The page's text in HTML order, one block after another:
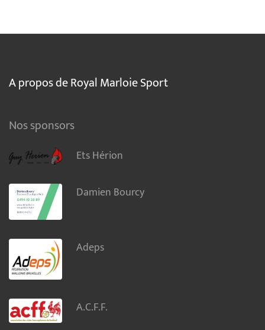
A propos de Royal Marloie Sport
Nos sponsors
Ets Hérion
Damien Bourcy
Adeps
A.C.F.F.